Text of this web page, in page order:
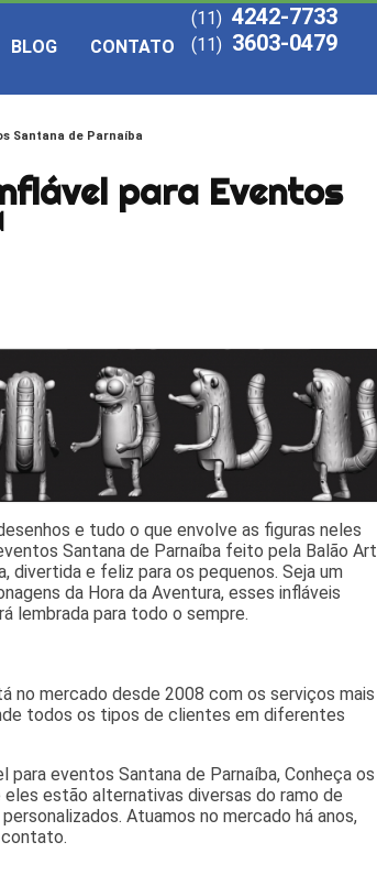
BLOG CONTATO
(11) 4242-7733
(11) 3603-0479
Santana de Parnaíba
para Eventos
e tudo o que envolve as figuras neles
Santana de Parnaíba feito pela Balão Art
divertida e feliz para os pequenos. Seja um
da Hora da Aventura, esses infláveis
lembrada para todo o sempre.
no mercado desde 2008 com os serviços mais
todos os tipos de clientes em diferentes
eventos Santana de Parnaíba, Conheça os
estão alternativas diversas do ramo de
Atuamos no mercado há anos,